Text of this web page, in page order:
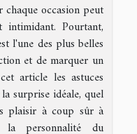
occasion peut
Pourtant,
l'une des plus belles
et de marquer un
article les astuces
surprise idéale, quel
plaisir à coup sûr à
la personnalité du